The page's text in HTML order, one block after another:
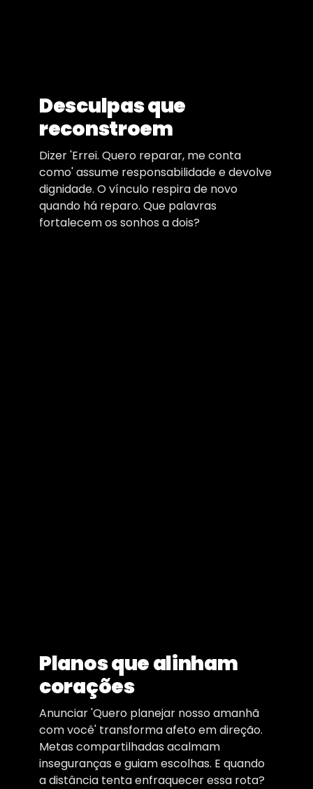
Desculpas que
reconstroem
Dizer 'Errei. Quero reparar, me conta
como' assume responsabilidade e devolve
dignidade. O vínculo respira de novo
quando há reparo. Que palavras
fortalecem os sonhos a dois?
Planos que alinham
corações
Anunciar 'Quero planejar nosso amanhã
com você' transforma afeto em direção.
Metas compartilhadas acalmam
inseguranças e guiam escolhas. E quando
a distância tenta enfraquecer essa rota?